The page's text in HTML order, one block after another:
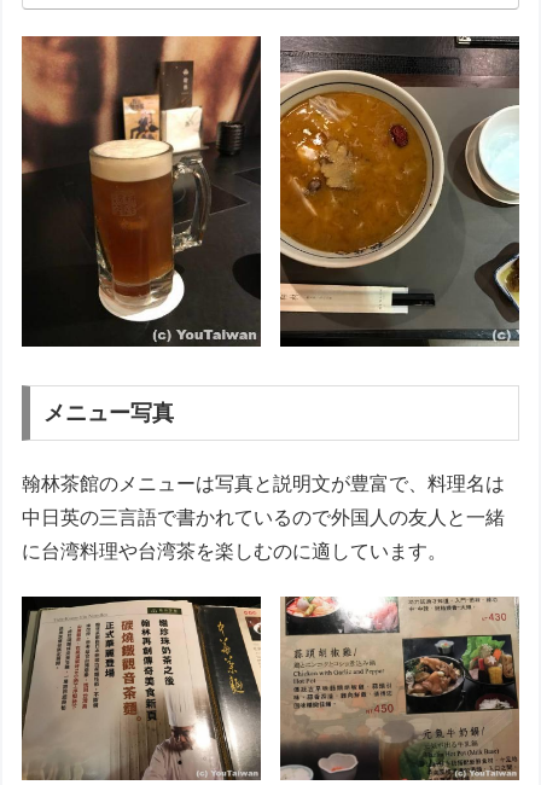
メニュー写真
翰林茶館のメニューは写真と説明文が豊富で、料理名は
中日英の三言語で書かれているので外国人の友人と一緒
に台湾料理や台湾茶を楽しむのに適しています。